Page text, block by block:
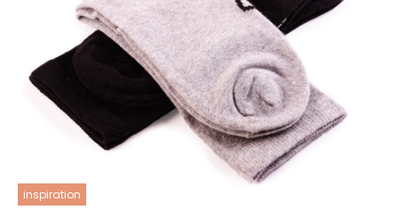
inspiration